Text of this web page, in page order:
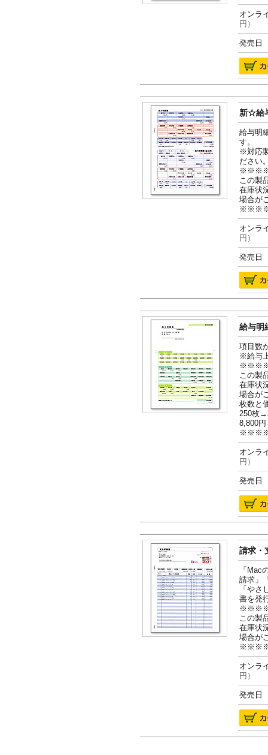
オン
円）
発売日
新☆給
給与明
す。
※対応
ださい
この製
在庫状
場合が
オン
円）
発売日
給与明
項目数
※給与
この製
在庫状
場合が
枚数と
250枚
8,800
オン
円）
発売日
請求・
「Mac
請求」
「や
書を発
この製
在庫状
場合が
オン
円）
発売日